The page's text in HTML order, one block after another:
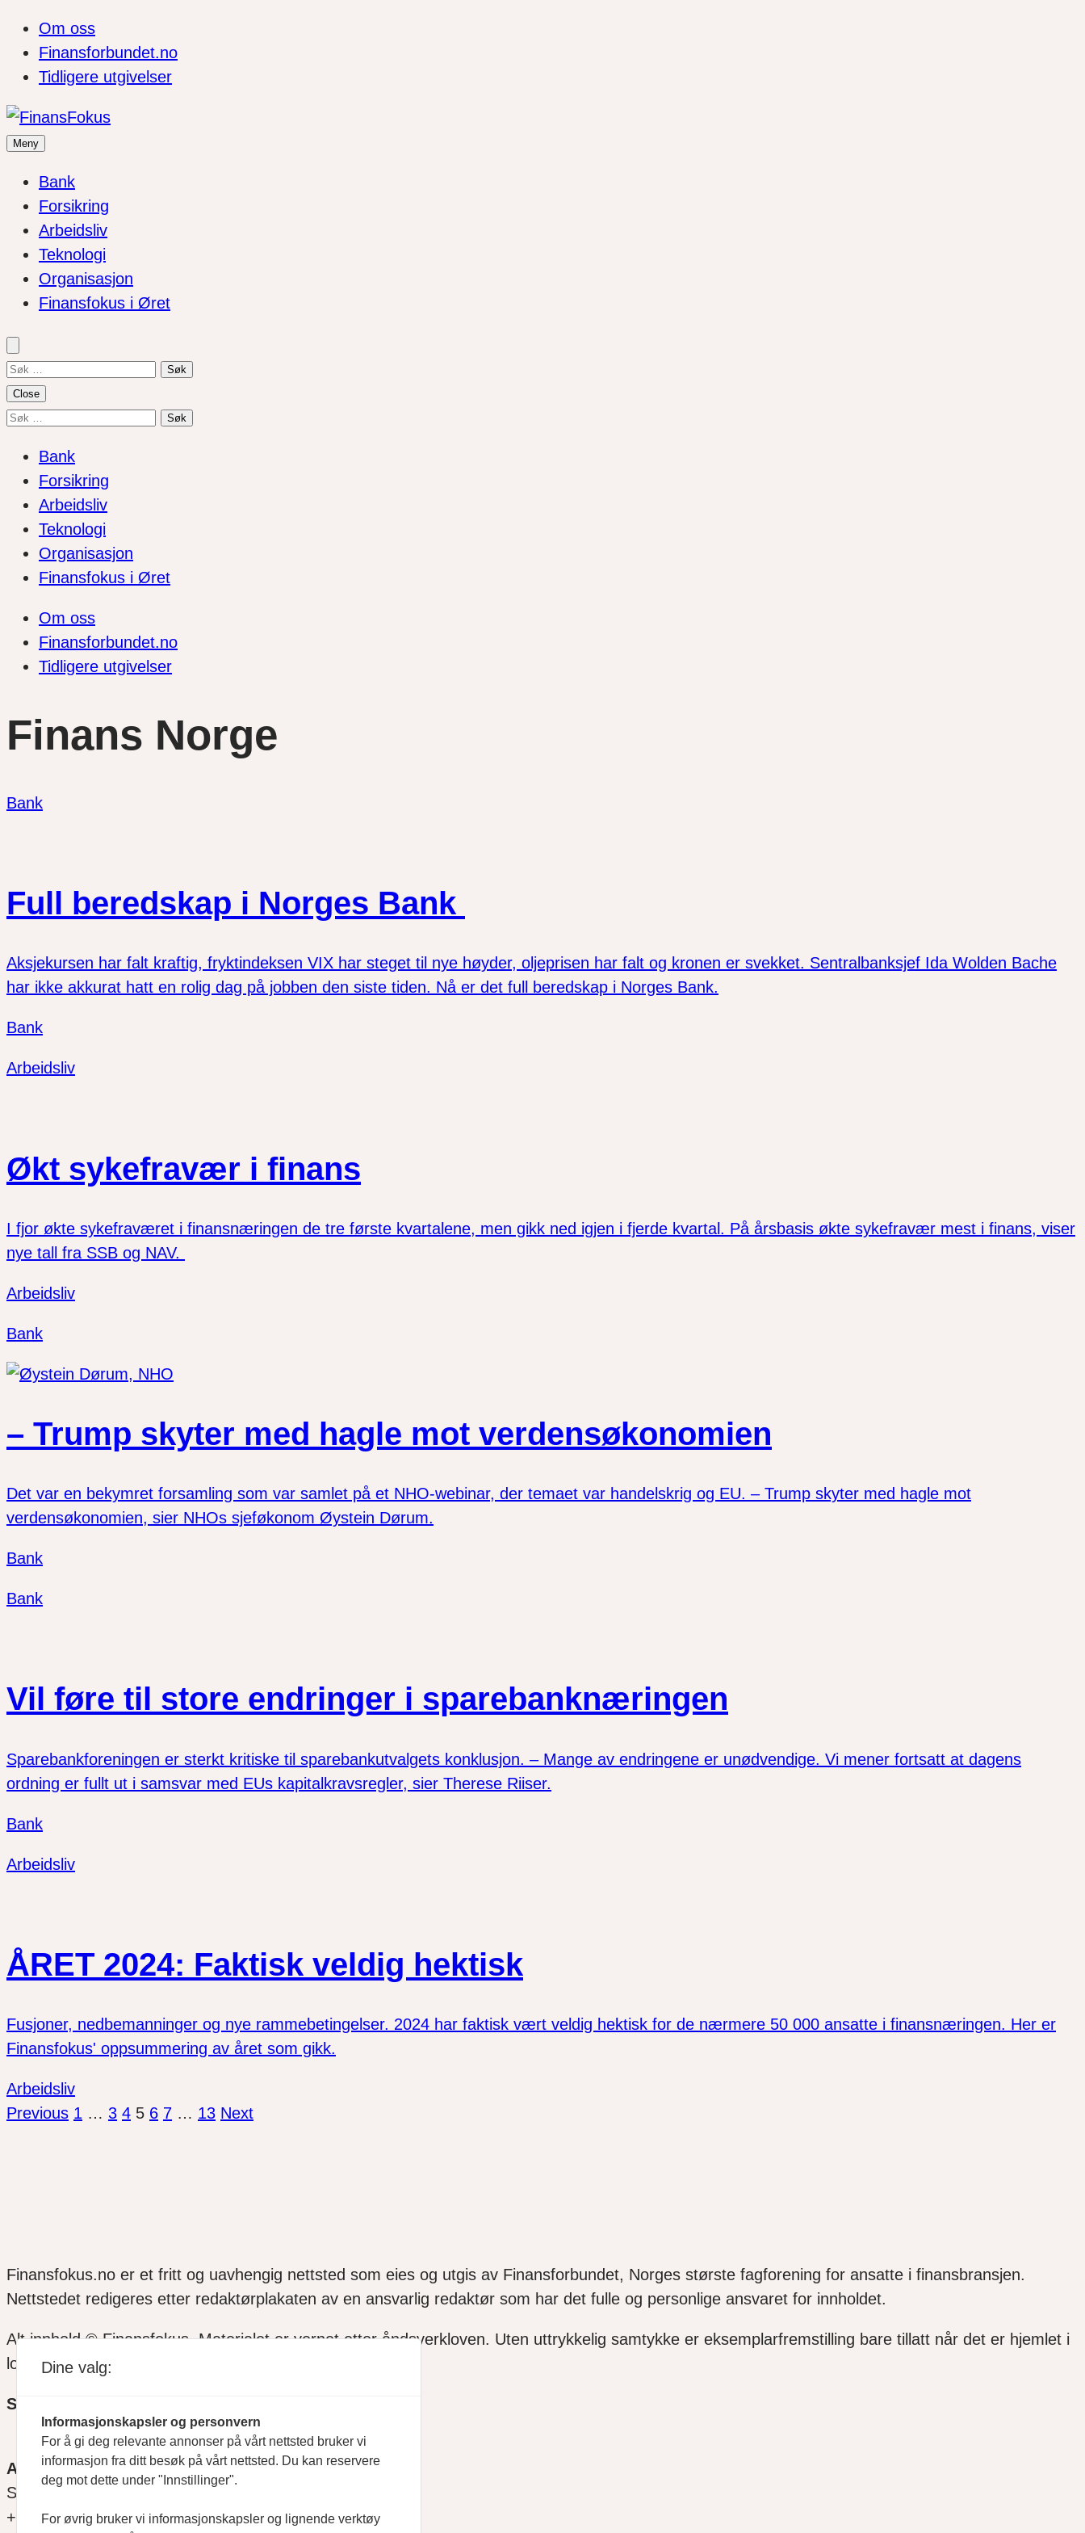
Om oss
Finansforbundet.no
Tidligere utgivelser
Meny
Bank
Forsikring
Arbeidsliv
Teknologi
Organisasjon
Finansfokus i Øret
Søk
etter:
Close
Søk
Bank
Forsikring
Arbeidsliv
Teknologi
Organisasjon
Finansfokus i Øret
Om oss
Finansforbundet.no
Tidligere utgivelser
Finans Norge
Bank
Full beredskap i Norges Bank
Aksjekursen har falt kraftig, fryktindeksen VIX har steget til nye høyder, oljeprisen har falt og kronen er svekket. Sentralbanksjef Ida Wolden Bache
har ikke akkurat hatt en rolig dag på jobben den siste tiden. Nå er det full beredskap i Norges Bank.
Bank
Arbeidsliv
Økt sykefravær i finans
I fjor økte sykefraværet i finansnæringen de tre første kvartalene, men gikk ned igjen i fjerde kvartal. På årsbasis økte sykefravær mest i finans, viser
nye tall fra SSB og NAV.
Arbeidsliv
Bank
– Trump skyter med hagle mot verdensøkonomien
Det var en bekymret forsamling som var samlet på et NHO-webinar, der temaet var handelskrig og EU. – Trump skyter med hagle mot
verdensøkonomien, sier NHOs sjeføkonom Øystein Dørum.
Bank
Bank
Vil føre til store endringer i sparebanknæringen
Sparebankforeningen er sterkt kritiske til sparebankutvalgets konklusjon. – Mange av endringene er unødvendige. Vi mener fortsatt at dagens
ordning er fullt ut i samsvar med EUs kapitalkravsregler, sier Therese Riiser.
Bank
Arbeidsliv
ÅRET 2024: Faktisk veldig hektisk
Fusjoner, nedbemanninger og nye rammebetingelser. 2024 har faktisk vært veldig hektisk for de nærmere 50 000 ansatte i finansnæringen. Her er
Finansfokus' oppsummering av året som gikk.
Arbeidsliv
Previous 1 … 3 4 5 6 7 … 13 Next
Finansfokus.no er et fritt og uavhengig nettsted som eies og utgis av Finansforbundet, Norges største fagforening for ansatte i finansbransjen.
Nettstedet redigeres etter redaktørplakaten av en ansvarlig redaktør som har det fulle og personlige ansvaret for innholdet.
Alt innhold © Finansfokus.Materialet er vernet etter åndsverkloven. Uten uttrykkelig samtykke er eksemplarfremstilling bare tillatt når det er hjemlet i
lov eller avtale med Kopinor
SOSIALE MEDIER
ANSVARLIG REDAKTØR
Svein Åge Eriksen
+47 900 79 547
Dine valg:
Informasjonskapsler og personvern
For å gi deg relevante annonser på vårt nettsted bruker vi
informasjon fra ditt besøk på vårt nettsted. Du kan reservere
deg mot dette under "Innstillinger".
For øvrig bruker vi informasjonskapsler og lignende verktøy